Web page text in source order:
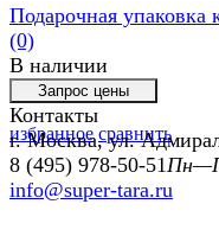
избранное сравнить
Подарочная упаковка
(0)
В наличии
Контакты
г. Москва, ул.
8 (495) 978-50-51
info@super-tara.ru